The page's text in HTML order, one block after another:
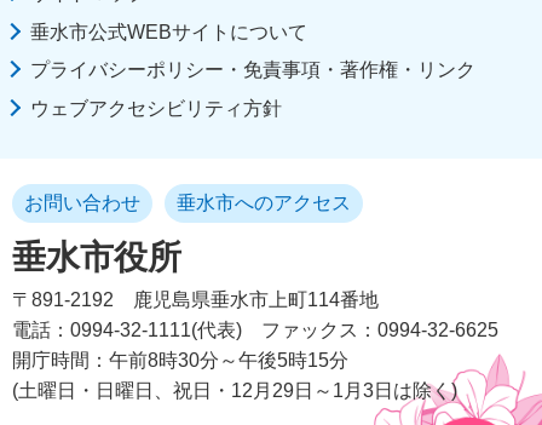
垂水市公式WEBサイトについて
プライバシーポリシー・免責事項・著作権・リンク
ウェブアクセシビリティ方針
垂水市役所
お問い合わせ 垂水市へのアクセス
〒891-2192
鹿児島県垂水市上町114番地
電話：0994-32-1111(代表)
ファックス：0994-32-6625
開庁時間：午前8時30分～午後5時15分
(土曜日・日曜日、祝日・12月29日～1月3日は除く)